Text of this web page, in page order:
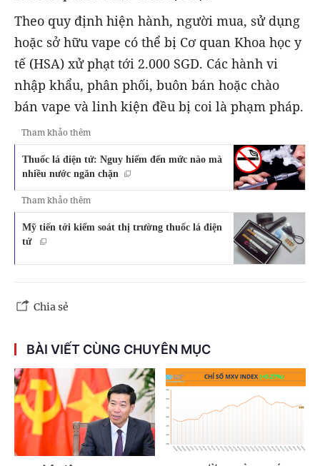
Theo quy định hiện hành, người mua, sử dụng
hoặc sở hữu vape có thể bị Cơ quan Khoa học y
tế (HSA) xử phạt tới 2.000 SGD. Các hành vi
nhập khẩu, phân phối, buôn bán hoặc chào
bán vape và linh kiện đều bị coi là phạm pháp.
Tham khảo thêm
Thuốc lá điện tử: Nguy hiểm đến mức nào mà
nhiều nước ngăn chặn
Tham khảo thêm
Mỹ tiến tới kiểm soát thị trường thuốc lá điện
tử
Chia sẻ
BÀI VIẾT CÙNG CHUYÊN MỤC